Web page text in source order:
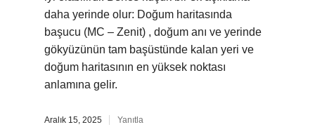
daha yerinde olur: Doğum haritasında
başucu (MC – Zenit) , doğum anı ve yerinde
gökyüzünün tam başüstünde kalan yeri ve
doğum haritasının en yüksek noktası
anlamına gelir.
Aralık 15, 2025 Yanıtla